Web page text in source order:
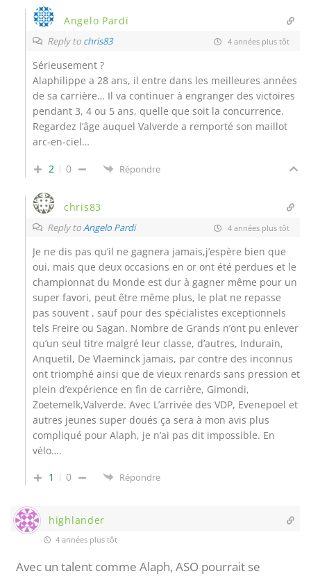
Angelo Pardi
Reply to chris83 4 années plus tôt
Sérieusement ?
Alaphilippe a 28 ans, il entre dans les meilleures années
de sa carrière… Il va continuer à engranger des victoires
pendant 3, 4 ou 5 ans, quelle que soit la concurrence.
Regardez l’âge auquel Valverde a remporté son maillot
arc-en-ciel…
2 0 Répondre
chris83
Reply toAngelo Pardi 4 années plus tôt
Je ne dis pas qu’il ne gagnera jamais,j’espère bien que
oui, mais que deux occasions en or ont été perdues et le
championnat du Monde est dur à gagner même pour un
super favori, peut être même plus, le plat ne repasse
pas souvent , sauf pour des spécialistes exceptionnels
tels Freire ou Sagan. Nombre de Grands n’ont pu enlever
qu’un seul titre malgré leur classe, d’autres, Indurain,
Anquetil, De Vlaeminck jamais, par contre des inconnus
ont triomphé ainsi que de vieux renards sans pression et
plein d’expérience en fin de carrière, Gimondi,
Zoetemelk,Valverde. Avec L’arrivée des VDP, Evenepoel et
autres jeunes super doués ça sera à mon avis plus
compliqué pour Alaph, je n’ai pas dit impossible. En
vélo….
1
0 Répondre
highlander
4 années plus tôt
Avec un talent comme Alaph, ASO pourrait se